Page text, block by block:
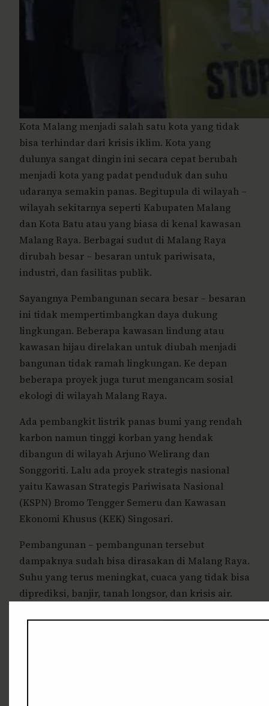
Kota Malang menjadi salah satu kota yang tidak
bisa terhindar dari krisis iklim. Kota yang
dulunya sangat dingin ini secara cepat berubah
menjadi kota yang padat penduduk dan suhu
udaranya semakin panas. Begitupula di wilayah –
wilayah sekitarnya seperti Kabupaten Malang
dan Kota Batu atau yang biasa di kenal kawasan
Malang Raya. Berbagai sudut di Malang Raya
dirubah besar – besaran untuk pariwisata,
industri, dan fasilitas publik.
Sayangnya Pembangunan secara besar – besaran
ini tidak mempertimbangkan daya dukung
lingkungan. Beberapa kawasan lindung atau
kawasan hijau direlakan untuk diubah menjadi
bangunan tidak ramah lingkungan. Ke depan
beberapa proyek juga turut mengancam sosial
ekologi di wilayah Malang Raya.
Ada pembangkit listrik panas bumi yang rendah
karbon namun tinggi korban yang hendak
dibangun di wilayah Arjuno Welirang dan
Songgoriti. Lalu ada proyek strategis nasional
yaitu Kawasan Strategis Pariwisata Nasional
(KSPN) Bromo Tengger Semeru dan Kawasan
Ekonomi Khusus (KEK) Singosari.
Pembangunan – pembangunan tersebut
dampaknya sudah bisa dirasakan di Malang Raya.
Suhu yang terus meningkat, cuaca yang tidak bisa
diprediksi, banjir, tanah longsor, dan krisis air.